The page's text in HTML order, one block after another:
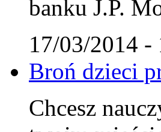
banku J.P.
17/03/2014 -
Broń dzieci
Chcesz